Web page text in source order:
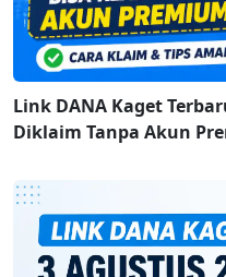
Link DANA Kaget
Diklaim Tanpa Akun